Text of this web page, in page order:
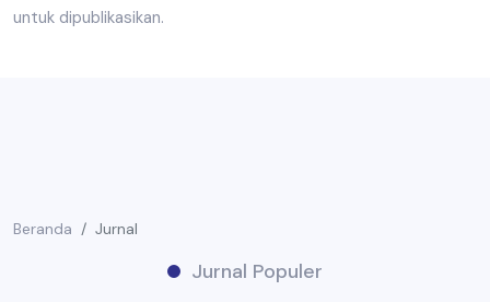
untuk dipublikasikan.
Beranda Jurnal
Jurnal Populer